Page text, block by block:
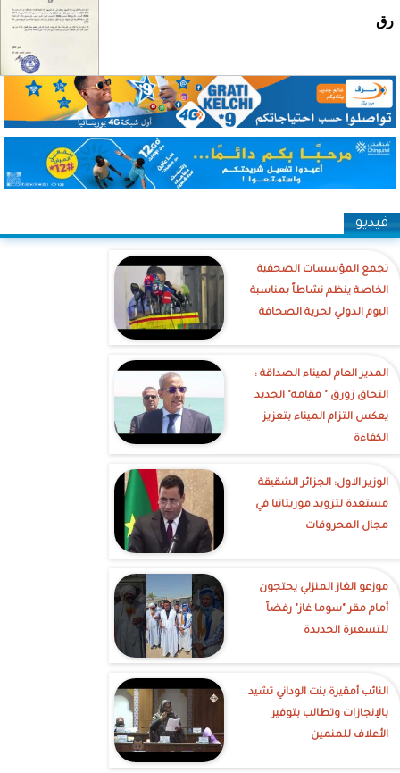
رق
فيديو
تجمع المؤسسات الصحفية
الخاصة ينظم نشاطاً بمناسبة
اليوم الدولي لحرية الصحافة
‎المدير العام لميناء الصداقة :
التحاق زورق " مقامه" الجديد
يعكس التزام الميناء بتعزيز
الكفاءة
الوزير الاول: الجزائر الشقيقة
مستعدة لتزويد موريتانيا في
مجال المحروقات
موزعو الغاز المنزلي يحتجون
أمام مقر "سوما غاز" رفضاً
للتسعيرة الجديدة
النائب أمقيرة بنت الوداني تشيد
بالإنجازات وتطالب بتوفير
الأعلاف للمنمين